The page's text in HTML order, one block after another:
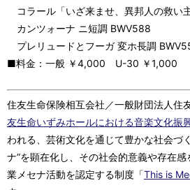
コラール「いざ来ませ、異邦人の救い
カンツォーナ ニ短調 BWV588
プレリュードとフーガ 変ホ長調
■料金：一般 ￥4,000 U-30 ￥1,000
住友生命保険相互会社／一般財団法人住
友生命いずみホールにおける音楽文化振
われる、芸術文化を通じて豊かな社会づ
ナ”を顕在化し、その社会的意義や存在
業メセナ活動を認定する制度「This is